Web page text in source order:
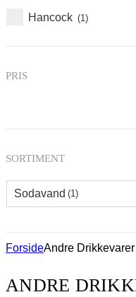
Hancock (1)
PRIS
SORTIMENT
Sodavand (1)
ForsideAndre Drikkevarer
ANDRE